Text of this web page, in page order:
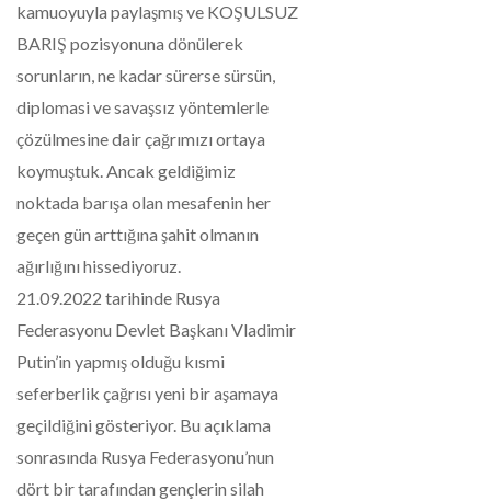
kamuoyuyla paylaşmış ve KOŞULSUZ
BARIŞ pozisyonuna dönülerek
sorunların, ne kadar sürerse sürsün,
diplomasi ve savaşsız yöntemlerle
çözülmesine dair çağrımızı ortaya
koymuştuk. Ancak geldiğimiz
noktada barışa olan mesafenin her
geçen gün arttığına şahit olmanın
ağırlığını hissediyoruz.
21.09.2022 tarihinde Rusya
Federasyonu Devlet Başkanı Vladimir
Putin’in yapmış olduğu kısmi
seferberlik çağrısı yeni bir aşamaya
geçildiğini gösteriyor. Bu açıklama
sonrasında Rusya Federasyonu’nun
dört bir tarafından gençlerin silah